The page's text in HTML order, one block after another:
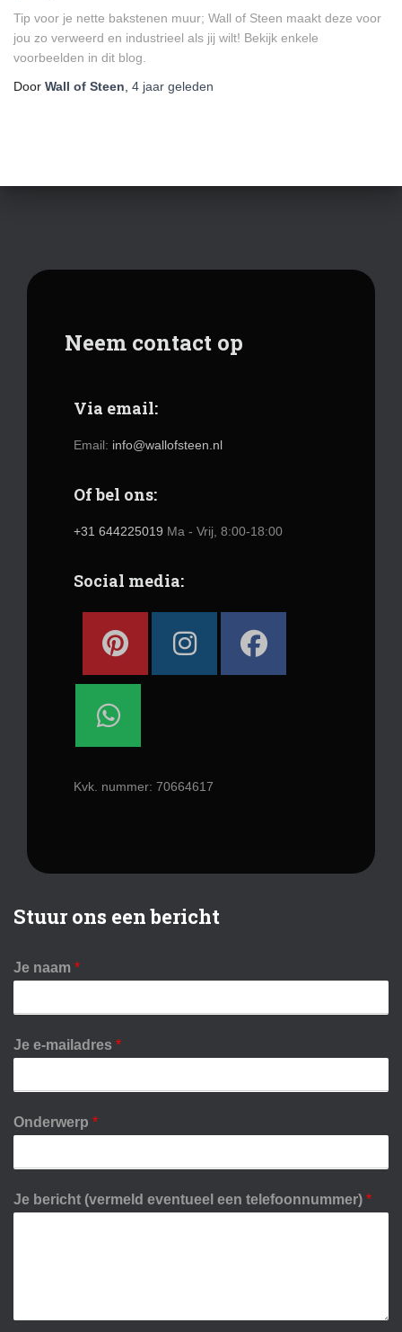
Tip voor je nette bakstenen muur; Wall of Steen maakt deze voor
jou zo verweerd en industrieel als jij wilt! Bekijk enkele
voorbeelden in dit blog.
Door Wall of Steen, 4 jaar geleden
Neem contact op
Via email:
Email: info@wallofsteen.nl
Of bel ons:
+31 644225019 Ma - Vrij, 8:00-18:00
Social media:
Kvk. nummer: 70664617
Stuur ons een bericht
Je naam *
Je e-mailadres *
Onderwerp *
Je bericht (vermeld eventueel een telefoonnummer) *